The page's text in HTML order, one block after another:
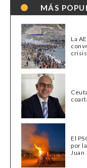
MÁS
La
El
por
Juan